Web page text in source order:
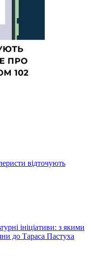
відточують
ініціативи: з якими
до Тараса Пастуха